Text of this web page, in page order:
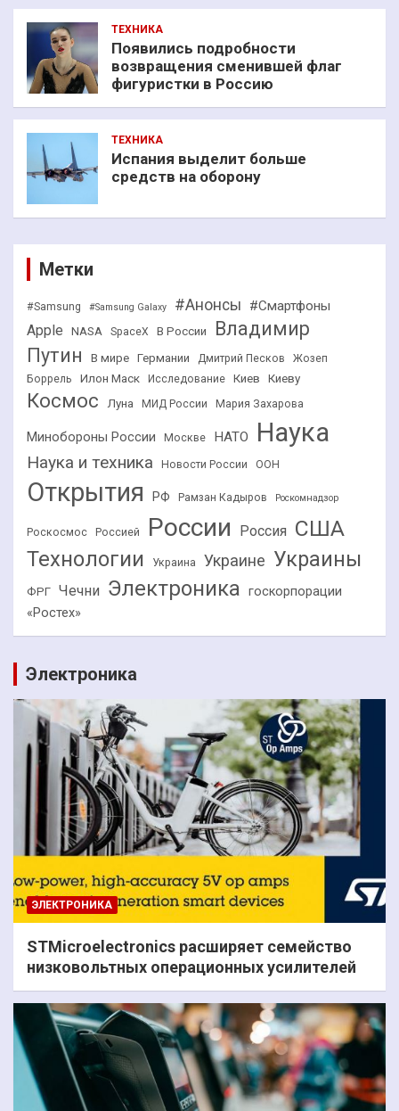
ТЕХНИКА
Появились подробности
возвращения сменившей флаг
фигуристки в Россию
ТЕХНИКА
Испания выделит больше
средств на оборону
Метки
#Samsung #Samsung Galaxy #Анонсы #Смартфоны
Apple NASA SpaceX В России
Владимир
Путин
В мире Германии Дмитрий Песков
Жозеп
Боррель
Илон Маск Исследование Киев Киеву
Космос Луна МИД России Мария Захарова
Минобороны России Москве НАТО Наука
Наука и техника Новости России ООН
Открытия РФ Рамзан Кадыров Роскомнадзор
Роскосмос Россией России Россия США
Технологии Украина Украине Украины
ФРГ Чечни Электроника госкорпорации
«Ростех»
Электроника
ЭЛЕКТРОНИКА
STMicroelectronics расширяет семейство
низковольтных операционных усилителей